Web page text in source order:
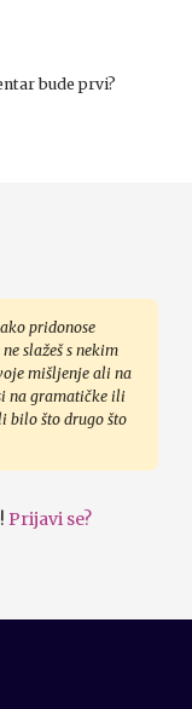
bude prvi?
pridonose
slažeš s nekim
mišljenje ali na
na gramatičke ili
bilo što drugo što
Prijavi se?